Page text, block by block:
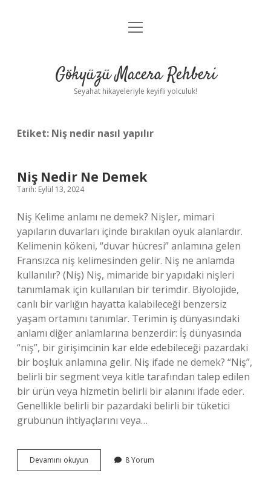
Anasayfa
Yasal Uyarı
menüyü
Gökyüzü Macera Rehberi
Seyahat hikayeleriyle keyifli yolculuk!
Etiket: Niş nedir nasıl yapılır
Niş Nedir Ne Demek
Tarih: Eylül 13, 2024
Niş Kelime anlamı ne demek? Nişler, mimari
yapıların duvarları içinde bırakılan oyuk alanlardır.
Kelimenin kökeni, “duvar hücresi” anlamına gelen
Fransızca niş kelimesinden gelir. Niş ne anlamda
kullanılır? (Niş) Niş, mimaride bir yapıdaki nişleri
tanımlamak için kullanılan bir terimdir. Biyolojide,
canlı bir varlığın hayatta kalabileceği benzersiz
yaşam ortamını tanımlar. Terimin iş dünyasındaki
anlamı diğer anlamlarına benzerdir: İş dünyasında
“niş”, bir girişimcinin kar elde edebileceği pazardaki
bir boşluk anlamına gelir. Niş ifade ne demek? “Niş”,
belirli bir segment veya kitle tarafından talep edilen
bir ürün veya hizmetin belirli bir alanını ifade eder.
Genellikle belirli bir pazardaki belirli bir tüketici
grubunun ihtiyaçlarını veya…
Devamını okuyun
Nedir
8 Yorum